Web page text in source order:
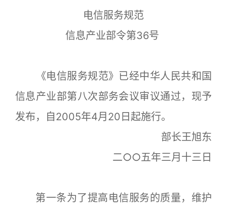
电信服务规范
信息产业部令第36号
《电信服务规范》已经中华人民共和国
信息产业部第八次部务会议审议通过，现予
发布，自2005年4月20日起施行。
部长王旭东
二○○五年三月十三日
第一条为了提高电信服务的质量，维护